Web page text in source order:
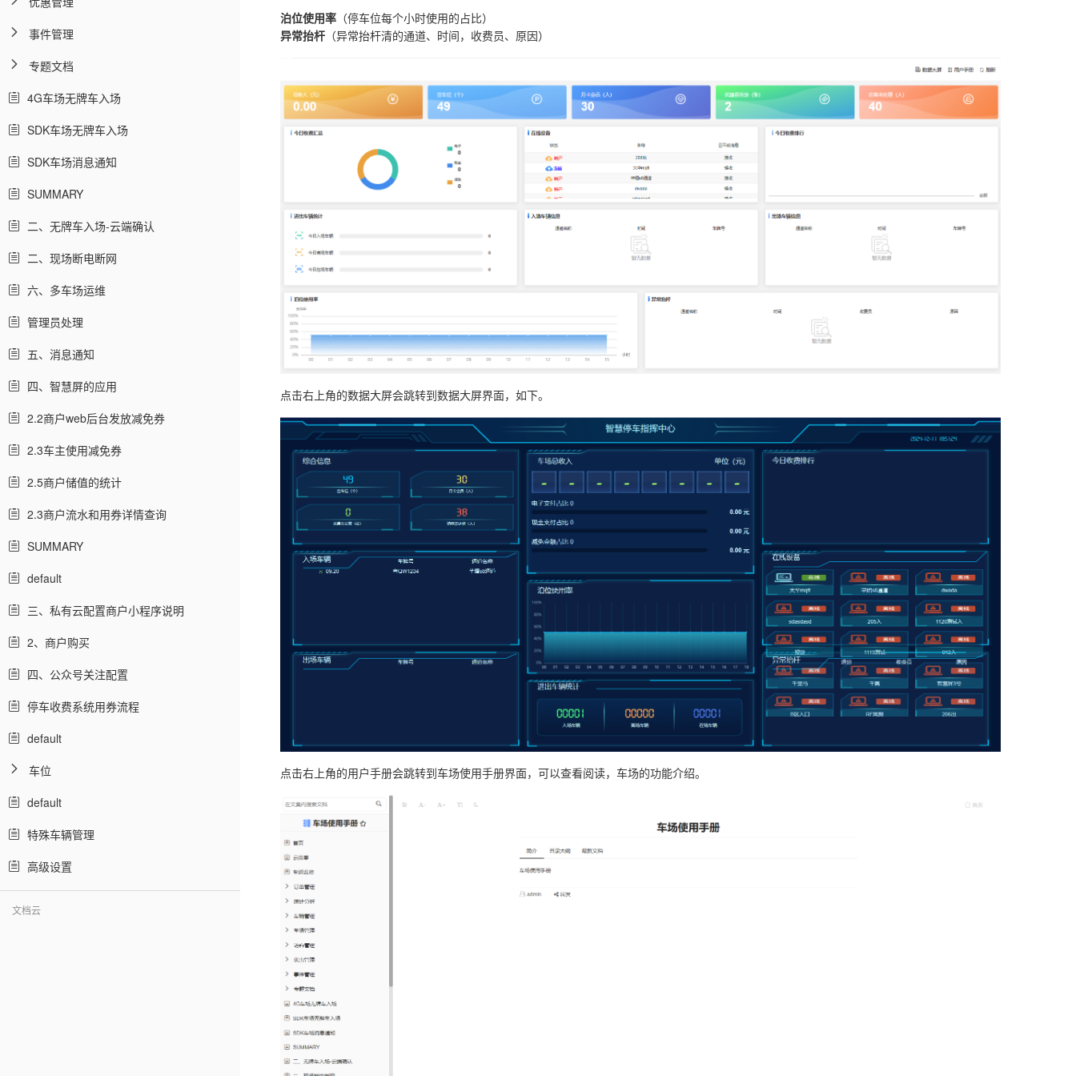
事件管理
专题文档
4G车场无牌车入场
SDK车场无牌车入场
SDK车场消息通知
SUMMARY
二、无牌车入场-云端确认
二、现场断电断网
六、多车场运维
管理员处理
五、消息通知
四、智慧屏的应用
2.2商户web后台发放减免券
2.3车主使用减免券
2.5商户储值的统计
2.3商户流水和用券详情查询
SUMMARY
default
三、私有云配置商户小程序说明
2、商户购买
四、公众号关注配置
停车收费系统用券流程
default
车位
default
特殊车辆管理
高级设置
文档云
泊位使用率（停车位每个小时使用的占比）
异常抬杆（异常抬杆清的通道、时间，收费员、原因）
点击右上角的数据大屏会跳转到数据大屏界面，如下。
点击右上角的用户手册会跳转到车场使用手册界面，可以查看阅读，车场的功能介绍。